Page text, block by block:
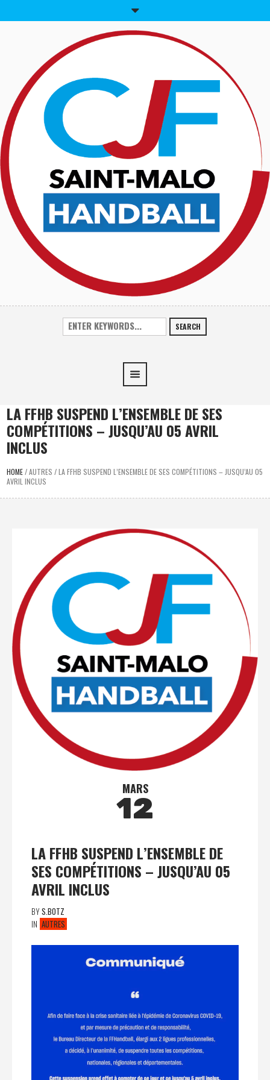
SEARCH
LA FFHB SUSPEND L’ENSEMBLE DE SES
COMPÉTITIONS – JUSQU’AU 05 AVRIL
INCLUS
HOME/AUTRES /LA FFHB SUSPEND L’ENSEMBLE DE SES COMPÉTITIONS – JUSQU’AU 05
AVRIL INCLUS
MARS
12
LA FFHB SUSPEND L’ENSEMBLE DE
SES COMPÉTITIONS – JUSQU’AU 05
AVRIL INCLUS
BYS.BOTZ
IN AUTRES